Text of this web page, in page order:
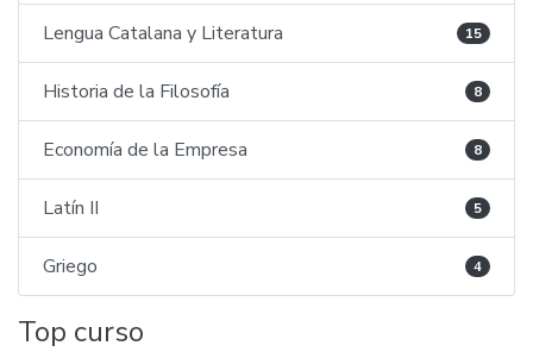
Lengua Catalana y Literatura 15
Historia de la Filosofía 8
Economía de la Empresa 8
Latín II 5
Griego 4
Top curso